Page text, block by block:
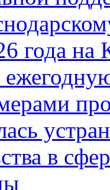
года на
в